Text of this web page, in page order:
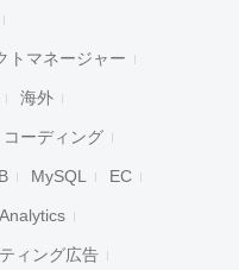
トマネージャー
海外
コーディング
MySQL EC
Analytics
ィング広告